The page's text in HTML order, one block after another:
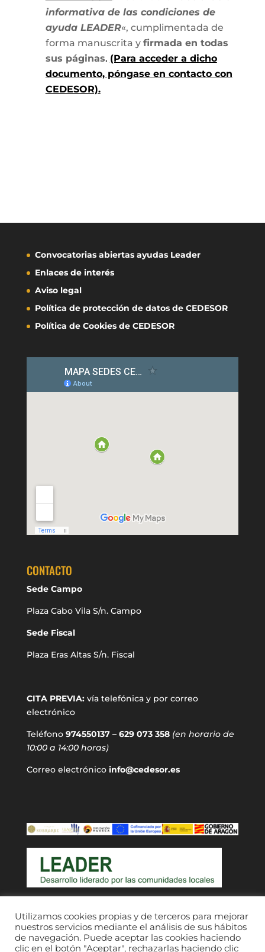
informativa de las condiciones de
ayuda LEADER«, cumplimentada de
forma manuscrita y firmada en todas
sus páginas. (Para acceder a dicho
documento, póngase en contacto con
CEDESOR).
Convocatorias abiertas ayudas Leader
Enlaces de interés
Aviso legal
Política de protección de datos de CEDESOR
Política de Cookies de CEDESOR
CONTACTO
Sede Campo
Plaza Cabo Vila S/n. Campo
Sede Fiscal
Plaza Eras Altas S/n. Fiscal
CITA PREVIA:vía telefónica y por correo
electrónico
Teléfono 974550137 – 629 073 358 (en horario de
10:00 a 14:00 horas)
Correo electrónico info@cedesor.es
Utilizamos cookies propias y de terceros para mejorar
nuestros servicios mediante el análisis de sus hábitos
de navegación. Puede aceptar las cookies haciendo
clic en el botón "Aceptar", rechazarlas haciendo clic